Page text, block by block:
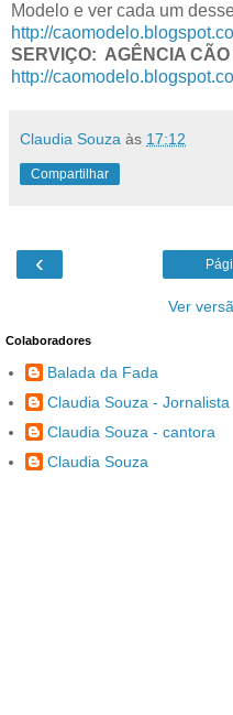
Modelo e ver cada um
http://
SERVIÇO: AGÊNCIA CÃO
http://
Claudia Souza às 17:12
Compartilhar
‹
Ver
Colaboradores
Balada da Fada
Claudia Souza - Jornalista
Claudia Souza - cantora
Claudia Souza